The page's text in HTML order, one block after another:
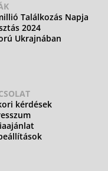
Találkozás Napja
2024
Ukrajnában
kérdések